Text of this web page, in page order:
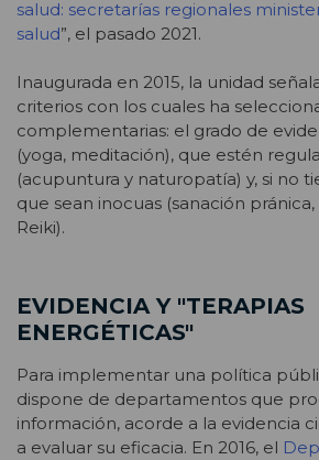
salud: secretarías regionales
salud”, el pasado 2021.
Inaugurada en 2015, la unidad
criterios con los cuales ha
complementarias: el grado de
(yoga, meditación), que estén
(acupuntura y naturopatía) y, si no
que sean inocuas (sanación pránica,
Reiki).
EVIDENCIA Y "TERAPIAS
ENERGÉTICAS"
Para implementar una política
dispone de departamentos que
información, acorde a la evidencia
a evaluar su eficacia. En 2016, el